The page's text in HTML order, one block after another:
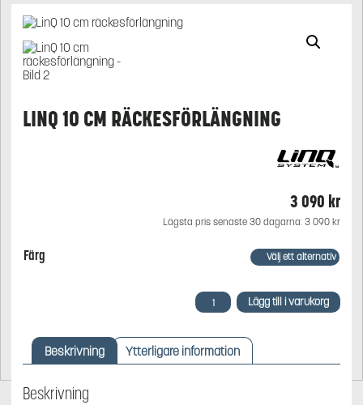
LINQ 10 CM RÄCKESFÖRLÄNGNING
3 090 kr
Lägsta pris senaste 30 dagarna: 3 090 kr
Färg
LinQ
10
räckesförlängning
mängd
Lägg till i varukorg
Beskrivning Ytterligare information
Beskrivning